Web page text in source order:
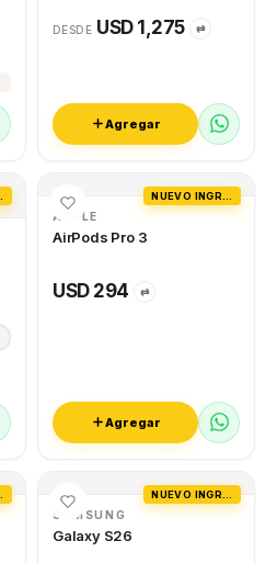
DESDE USD 1,275 ⇄
Agregar
APPLE
AirPods Pro 3
USD 294 ⇄
Agregar
SAMSUNG
Galaxy S26